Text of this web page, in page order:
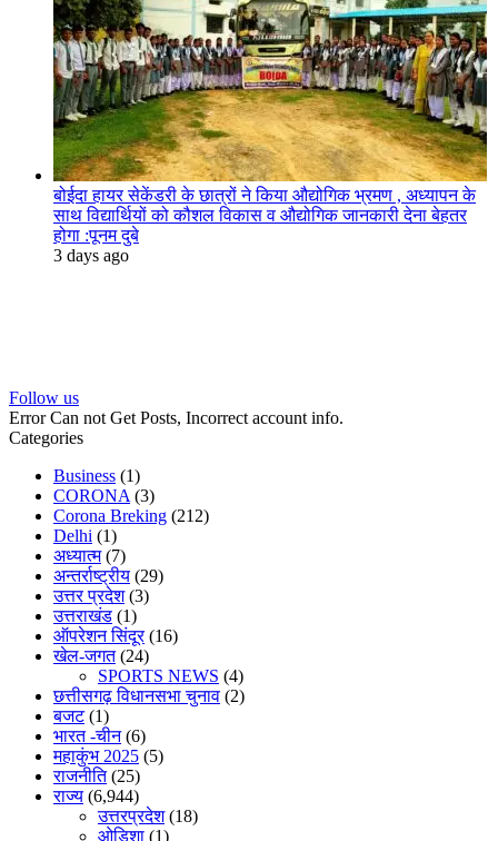
बोईदा हायर सेकेंडरी के छात्रों ने किया औद्योगिक भ्रमण , अध्यापन के
साथ विद्यार्थियों को कौशल विकास व औद्योगिक जानकारी देना बेहतर
होगा :पूनम दुबे
3 days ago
Follow us
Error Can not Get Posts, Incorrect account info.
Categories
Business (1)
CORONA (3)
Corona Breking (212)
Delhi (1)
अध्यात्म(7)
अन्तर्राष्ट्रीय (29)
उत्तर प्रदेश(3)
उत्तराखंड (1)
ऑपरेशन सिंदूर(16)
खेल-जगत(24)
SPORTS NEWS (4)
छत्तीसगढ़ विधानसभा चुनाव (2)
बजट(1)
भारत -चीन(6)
महाकुंभ 2025 (5)
राजनीति(25)
राज्य (6,944)
उत्तरप्रदेश(18)
ओडिशा (1)